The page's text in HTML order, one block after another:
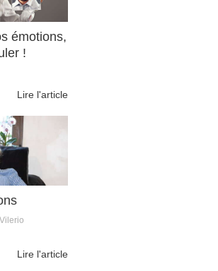
émotions,
!
Lire l'article
Lire l'article